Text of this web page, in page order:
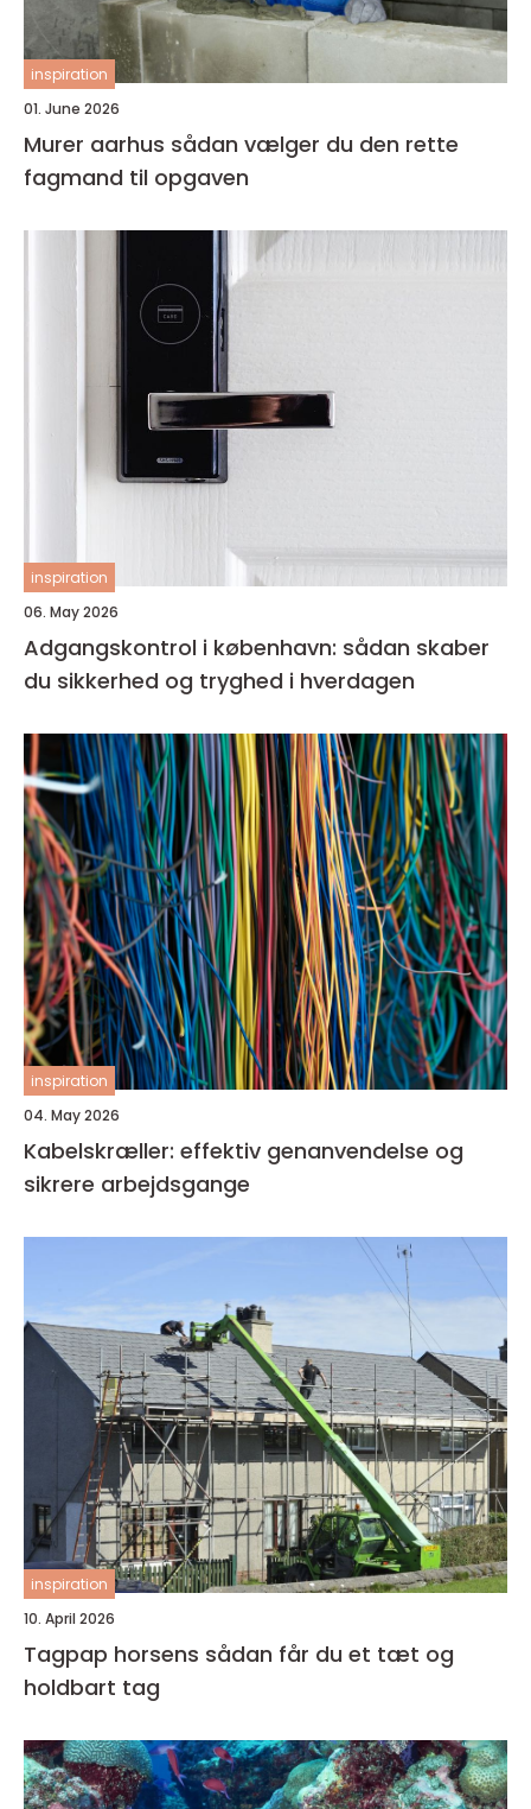
inspiration
01. June 2026
Murer aarhus sådan vælger du den rette
fagmand til opgaven
inspiration
06. May 2026
Adgangskontrol i københavn: sådan skaber
du sikkerhed og tryghed i hverdagen
inspiration
04. May 2026
Kabelskræller: effektiv genanvendelse og
sikrere arbejdsgange
inspiration
10. April 2026
Tagpap horsens sådan får du et tæt og
holdbart tag